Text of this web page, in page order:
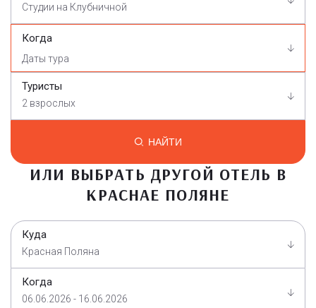
Студии на Клубничной
Когда
Туристы
2 взрослых
НАЙТИ
ИЛИ ВЫБРАТЬ ДРУГОЙ ОТЕЛЬ В
КРАСНАЕ ПОЛЯНЕ
Куда
Красная Поляна
Когда
06.06.2026 - 16.06.2026